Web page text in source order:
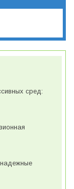
сред:
надежные